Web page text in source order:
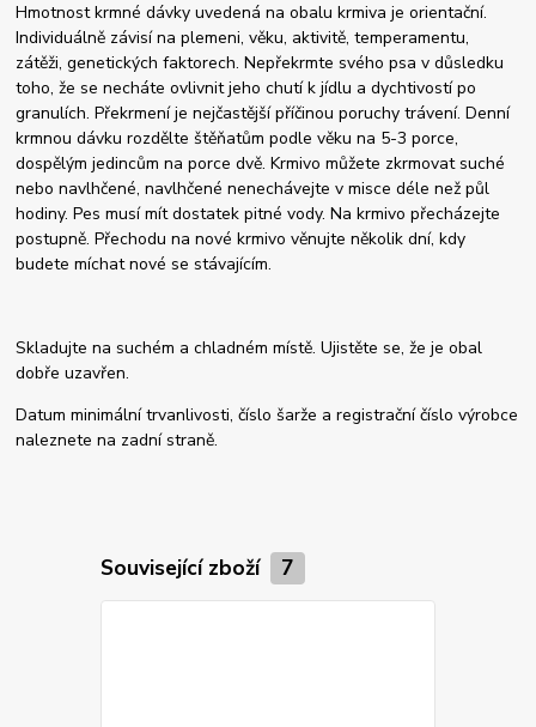
Hmotnost krmné dávky uvedená na obalu krmiva je orientační.
Individuálně závisí na plemeni, věku, aktivitě, temperamentu,
zátěži, genetických faktorech. Nepřekrmte svého psa v důsledku
toho, že se necháte ovlivnit jeho chutí k jídlu a dychtivostí po
granulích. Překrmení je nejčastější příčinou poruchy trávení. Denní
krmnou dávku rozdělte štěňatům podle věku na 5-3 porce,
dospělým jedincům na porce dvě. Krmivo můžete zkrmovat suché
nebo navlhčené, navlhčené nenechávejte v misce déle než půl
hodiny. Pes musí mít dostatek pitné vody. Na krmivo přecházejte
postupně. Přechodu na nové krmivo věnujte několik dní, kdy
budete míchat nové se stávajícím.
Skladujte na suchém a chladném místě. Ujistěte se, že je obal
dobře uzavřen.
Datum minimální trvanlivosti, číslo šarže a registrační číslo výrobce
naleznete na zadní straně.
Související zboží 7